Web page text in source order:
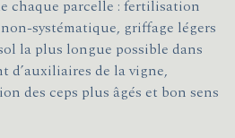
chaque parcelle : fertilisation
systématique, griffage légers
la plus longue possible dans
d’auxiliaires de la vigne,
des ceps plus âgés et bon sens